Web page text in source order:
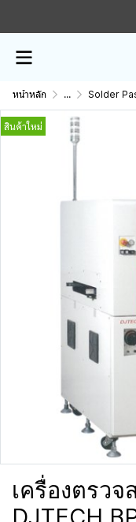
หน้าหลัก ... Solder
สินค้าใหม่
เครื่องตรว